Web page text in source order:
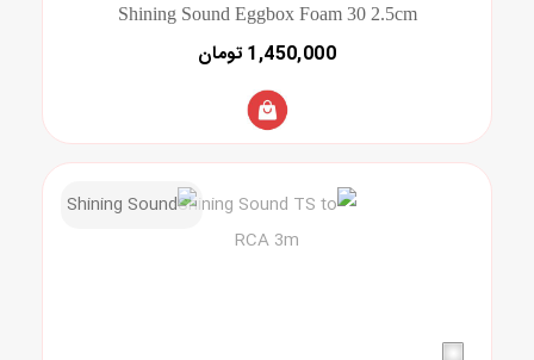
Shining Sound Eggbox Foam 30 2.5cm
1,450,000 تومان